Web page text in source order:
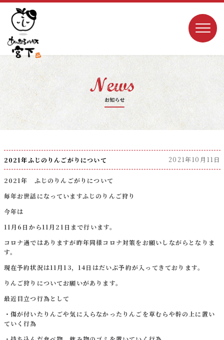
2021年ふじのりんごがりについて 2021年10月11日
2021年 ふじのりんごがりについて
毎年お世話になっていますふじのりんご狩り
今年は
11月6日から11月21日まで行います。
コロナ過ではありますが昨年同様コロナ対策をお願いしながらとなりま
す。
現在予約状況は11月13，14日はだいぶ予約が入ってきております。
りんご狩りについてお願いがあります。
最近目立つ行為として
・傷が付いたりんごや気に入らなかったりんごを草むらや幹の上に置い
ていく行為